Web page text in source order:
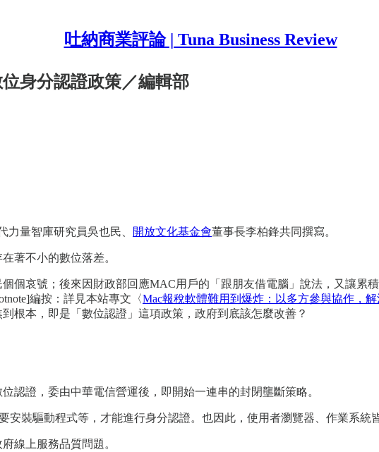
吐納商業評論 | Tuna Business Review
身分認證政策／編輯部
力量智庫研究員吳也民、 開放文化基金會董事長李柏鋒共同撰寫。
著不小的數位落差。
個哀號；後來因財政部回應MAC用戶的「跟朋友借電腦」說法，又讓累
編按：詳見本站專文〈Mac報稅軟體難用到爆炸：以多方參與協作，
根本，即是「數位認證」這項政策，政府到底該怎麼改善？
認證，委由中華電信營運後，即開始一連串的封閉壟斷策略。
安裝驅動程式等，才能進行身分認證。也因此，使用者瀏覽器、作業系統
線上服務品質問題。